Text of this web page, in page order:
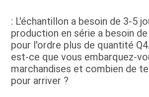
: L'échantillon a besoin de 3-5
production en série a besoin
pour l'ordre plus de quantité
est-ce que vous embarquez-
marchandises et combien de
pour arriver ?